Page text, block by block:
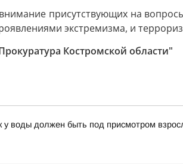
присутствующих на
экстремизма, и
Костромской области"
у воды должен быть под присмотром